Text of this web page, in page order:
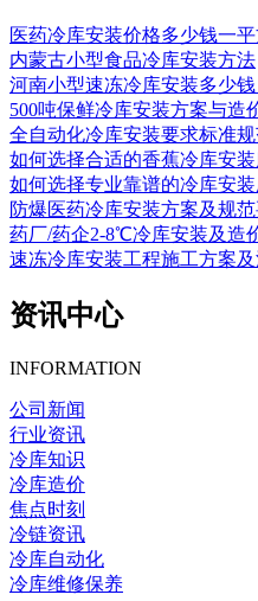
医药冷库安装价格多少钱一平
内蒙古小型食品冷库安装方法
河南小型速冻冷库安装多少钱
500吨保鲜冷库安装方案与造
全自动化冷库安装要求标准
如何选择合适的香蕉冷库安
如何选择专业靠谱的冷库安装
防爆医药冷库安装方案及规
药厂/药企2-8℃冷库安装及造
速冻冷库安装工程施工方案
资讯中心
INFORMATION
公司新闻
行业资讯
冷库知识
冷库造价
焦点时刻
冷链资讯
冷库自动化
冷库维修保养